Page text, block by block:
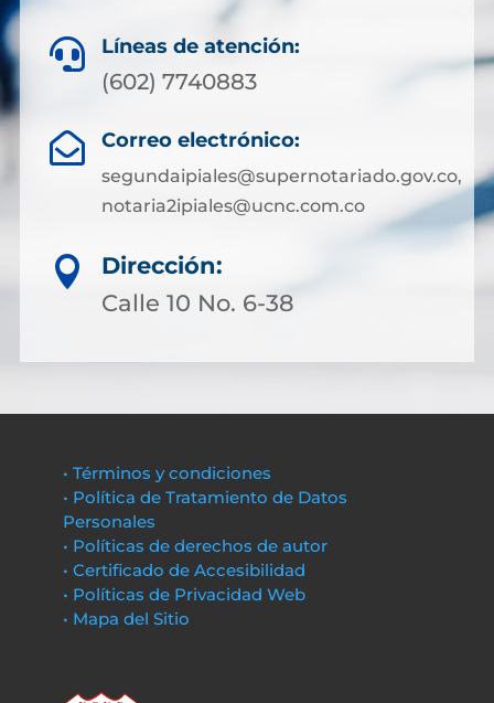
 Líneas de atención:
(602) 7740883
 Correo electrónico:
segundaipiales@supernotariado.gov.co,
notaria2ipiales@ucnc.com.co

Dirección:
Calle 10 No. 6-38
• Términos y condiciones
• Política de Tratamiento de Datos
Personales
• Políticas de derechos de autor
• Certificado de Accesibilidad
• Políticas de Privacidad Web
• Mapa del Sitio